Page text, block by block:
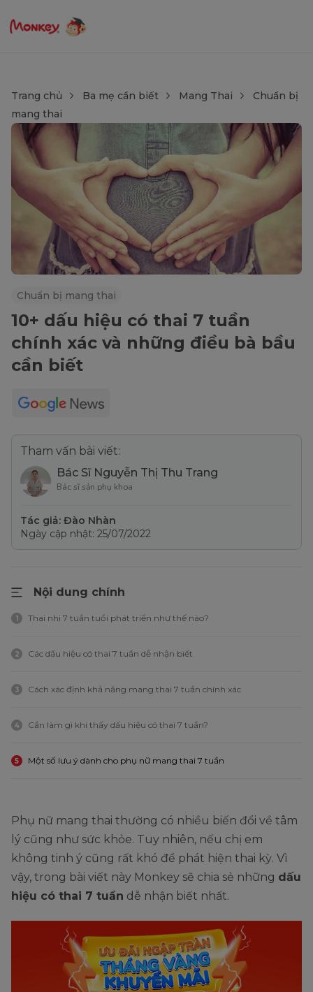
Trang chủ Ba mẹ cần biết Mang Thai
Chuẩn bị
mang thai
Chuẩn bị mang thai
10+ dấu hiệu có thai 7 tuần
chính xác và những điều bà bầu
cần biết
Tham vấn bài viết:
Bác Sĩ Nguyễn Thị Thu Trang
Bác sĩ sản phụ khoa
Tác giả: Đào Nhàn
Ngày cập nhật: 25/07/2022
Nội dung chính
1 Thai nhi 7 tuần tuổi phát triển như thế nào?
2 Các dấu hiệu có thai 7 tuần dễ nhận biết
3 Cách xác định khả năng mang thai 7 tuần chính xác
4 Cần làm gì khi thấy dấu hiệu có thai 7 tuần?
5 Một số lưu ý dành cho phụ nữ mang thai 7 tuần
Phụ nữ mang thai thường có nhiều biến đổi về tâm
lý cũng như sức khỏe. Tuy nhiên, nếu chị em
không tinh ý cũng rất khó để phát hiện thai kỳ. Vì
vậy, trong bài viết này Monkey sẽ chia sẻ những dấu
hiệu có thai 7 tuần dễ nhận biết nhất.